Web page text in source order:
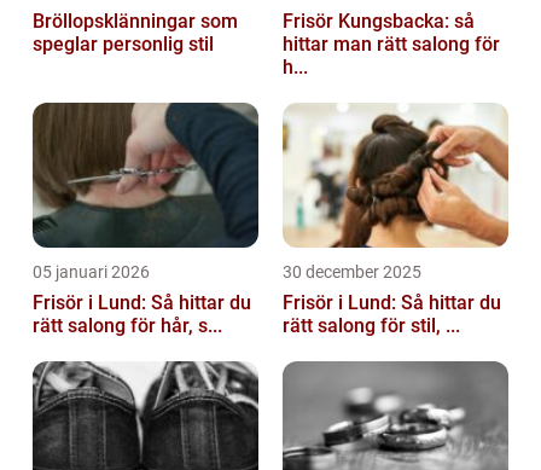
Bröllopsklänningar som
speglar personlig stil
Frisör Kungsbacka: så
hittar man rätt salong för
h...
05 januari 2026
Frisör i Lund: Så hittar du
rätt salong för hår, s...
30 december 2025
Frisör i Lund: Så hittar du
rätt salong för stil, ...